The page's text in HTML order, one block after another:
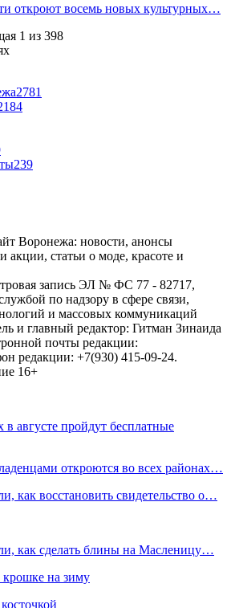
откроют восемь новых культурных…
1 из 398
2781
239
Воронежа: новости, анонсы
акции, статьи о моде, красоте и
запись ЭЛ № ФС 77 - 82717,
по надзору в сфере связи,
и массовых коммуникаций
и главный редактор: Гитман Зинаида
почты редакции:
редакции: +7(930) 415-09-24.
16+
августе пройдут бесплатные
откроются во всех районах…
как восстановить свидетельство о…
как сделать блины на Масленицу…
на зиму